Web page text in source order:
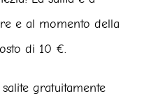
e al momento della
di 10 €.
gratuitamente